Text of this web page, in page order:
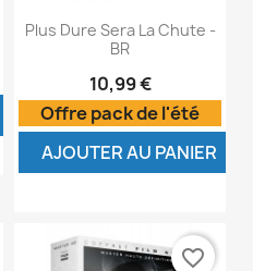
Plus Dure Sera La Chute -
BR
10,99 €
Offre pack de l'été
AJOUTER AU PANIER
favorite_border